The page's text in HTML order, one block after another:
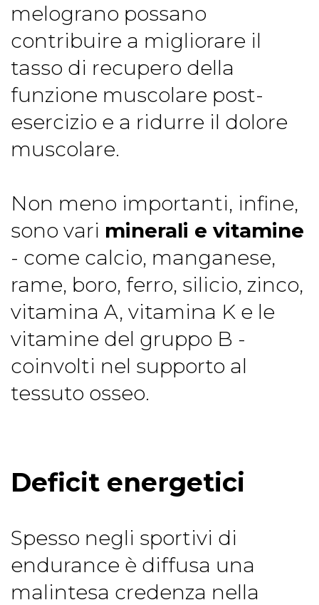
melograno possano
contribuire a migliorare il
tasso di recupero della
funzione muscolare post-
esercizio e a ridurre il dolore
muscolare.
Non meno importanti, infine,
sono vari minerali e vitamine
- come calcio, manganese,
rame, boro, ferro, silicio, zinco,
vitamina A, vitamina K e le
vitamine del gruppo B -
coinvolti nel supporto al
tessuto osseo.
Deficit energetici
Spesso negli sportivi di
endurance è diffusa una
malintesa credenza nella